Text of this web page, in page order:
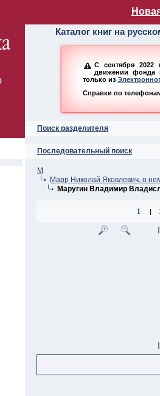
Алфавитный
Каталог книг на
С сентября 2022
движении фонда
только из
Справки по
Поиск разделителя
Последовательный поиск
М
Марр Николай Яковлевич, о
Маругин Владимир
1 |